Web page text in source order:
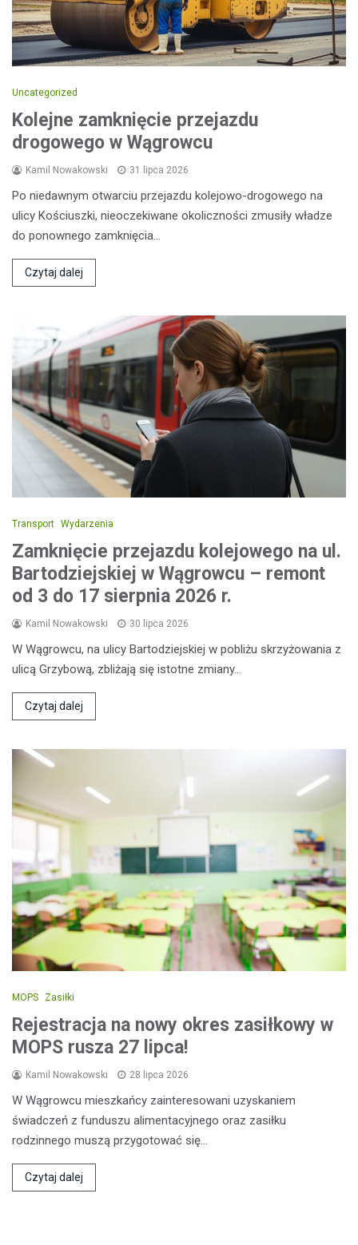
Uncategorized
Kolejne zamknięcie przejazdu
drogowego w Wągrowcu
Kamil Nowakowski 31 lipca 2026
Po niedawnym otwarciu przejazdu kolejowo-drogowego na
ulicy Kościuszki, nieoczekiwane okoliczności zmusiły władze
do ponownego zamknięcia…
Czytaj dalej
Transport Wydarzenia
Zamknięcie przejazdu kolejowego na ul.
Bartodziejskiej w Wągrowcu – remont
od 3 do 17 sierpnia 2026 r.
Kamil Nowakowski 30 lipca 2026
W Wągrowcu, na ulicy Bartodziejskiej w pobliżu skrzyżowania z
ulicą Grzybową, zbliżają się istotne zmiany…
Czytaj dalej
MOPS Zasiłki
Rejestracja na nowy okres zasiłkowy w
MOPS rusza 27 lipca!
Kamil Nowakowski 28 lipca 2026
W Wągrowcu mieszkańcy zainteresowani uzyskaniem
świadczeń z funduszu alimentacyjnego oraz zasiłku
rodzinnego muszą przygotować się…
Czytaj dalej